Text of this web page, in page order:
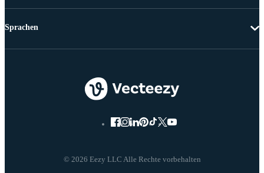
© 2026 Eezy LLC Alle Rechte vorbehalten
Sprachen